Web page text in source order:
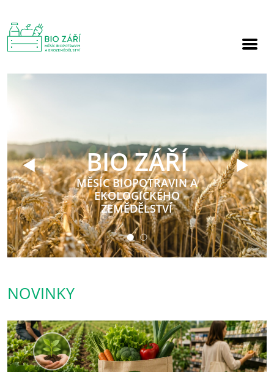
BIO ZÁŘÍ
MĚSÍC BIOPOTRAVIN A
EKOLOGICKÉHO
ZEMĚDĚLSTVÍ
NOVINKY